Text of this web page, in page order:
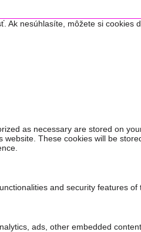
nesúhlasíte, môžete si cookies
as necessary are stored on
These cookies will be
and security features
ads, other embedded